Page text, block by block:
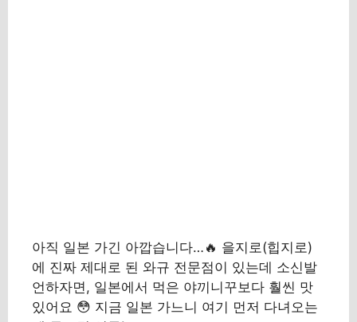
아직 일본 가긴 아깝습니다…🔥 을지로(힙지로)
에 진짜 제대로 된 와규 전문점이 있는데 소신발
언하자면, 일본에서 먹은 야끼니꾸보다 훨씬 맛
있어요 😳 지금 일본 가느니 여기 먼저 다녀오는